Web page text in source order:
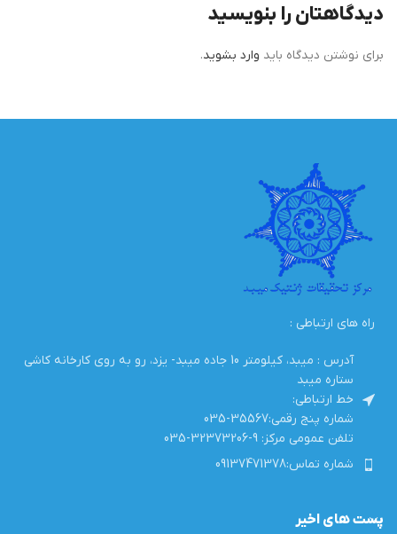
دیدگاهتان را بنویسید
برای نوشتن دیدگاه باید وارد بشوید.
راه های ارتباطی :
آدرس : میبد، کیلومتر 10 جاده میبد- یزد، رو به روی کارخانه کاشی
ستاره میبد
خط ارتباطی:
شماره پنج رقمی:35567-035
تلفن عمومی مرکز: 9-32373206-035
شماره تماس:09137471378
پست های اخیر